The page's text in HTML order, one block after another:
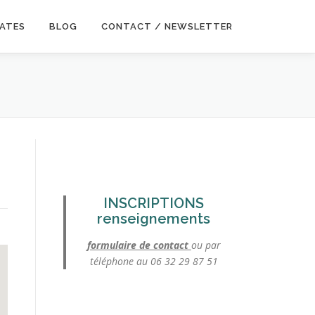
BLOG CONTACT / NEWSLETTER
INSCRIPTIONS
renseignements
formulaire de contact ou par
téléphone au 06 32 29 87 51